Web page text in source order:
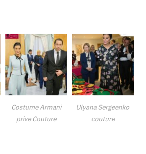
Costume Armani
prive Couture
Ulyana Sergeenko
couture